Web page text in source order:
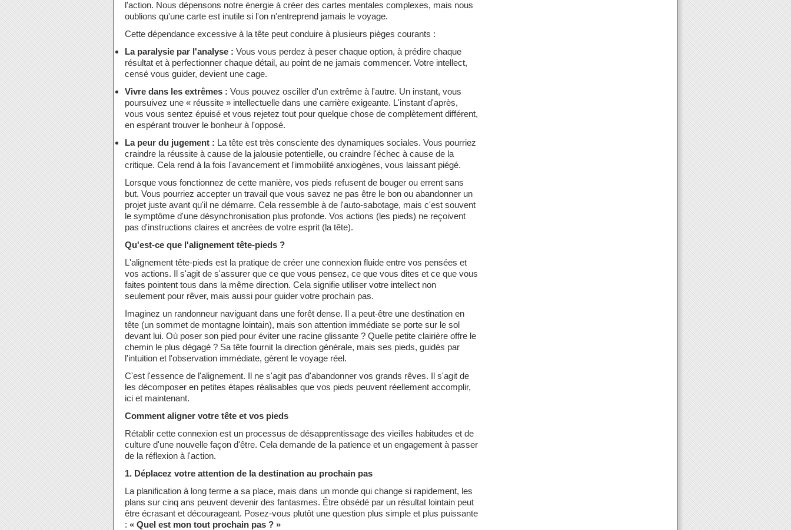
l'action. Nous dépensons notre énergie à créer des cartes mentales complexes, mais nous
oublions qu'une carte est inutile si l'on n'entreprend jamais le voyage.
Cette dépendance excessive à la tête peut conduire à plusieurs pièges courants :
La paralysie par l'analyse : Vous vous perdez à peser chaque option, à prédire chaque
résultat et à perfectionner chaque détail, au point de ne jamais commencer. Votre intellect,
censé vous guider, devient une cage.
Vivre dans les extrêmes : Vous pouvez osciller d'un extrême à l'autre. Un instant, vous
poursuivez une « réussite » intellectuelle dans une carrière exigeante. L'instant d'après,
vous vous sentez épuisé et vous rejetez tout pour quelque chose de complètement différent,
en espérant trouver le bonheur à l'opposé.
La peur du jugement : La tête est très consciente des dynamiques sociales. Vous pourriez
craindre la réussite à cause de la jalousie potentielle, ou craindre l'échec à cause de la
critique. Cela rend à la fois l'avancement et l'immobilité anxiogènes, vous laissant piégé.
Lorsque vous fonctionnez de cette manière, vos pieds refusent de bouger ou errent sans
but. Vous pourriez accepter un travail que vous savez ne pas être le bon ou abandonner un
projet juste avant qu'il ne démarre. Cela ressemble à de l'auto-sabotage, mais c'est souvent
le symptôme d'une désynchronisation plus profonde. Vos actions (les pieds) ne reçoivent
pas d'instructions claires et ancrées de votre esprit (la tête).
Qu'est-ce que l'alignement tête-pieds ?
L'alignement tête-pieds est la pratique de créer une connexion fluide entre vos pensées et
vos actions. Il s'agit de s'assurer que ce que vous pensez, ce que vous dites et ce que vous
faites pointent tous dans la même direction. Cela signifie utiliser votre intellect non
seulement pour rêver, mais aussi pour guider votre prochain pas.
Imaginez un randonneur naviguant dans une forêt dense. Il a peut-être une destination en
tête (un sommet de montagne lointain), mais son attention immédiate se porte sur le sol
devant lui. Où poser son pied pour éviter une racine glissante ? Quelle petite clairière offre le
chemin le plus dégagé ? Sa tête fournit la direction générale, mais ses pieds, guidés par
l'intuition et l'observation immédiate, gèrent le voyage réel.
C'est l'essence de l'alignement. Il ne s'agit pas d'abandonner vos grands rêves. Il s'agit de
les décomposer en petites étapes réalisables que vos pieds peuvent réellement accomplir,
ici et maintenant.
Comment aligner votre tête et vos pieds
Rétablir cette connexion est un processus de désapprentissage des vieilles habitudes et de
culture d'une nouvelle façon d'être. Cela demande de la patience et un engagement à passer
de la réflexion à l'action.
1. Déplacez votre attention de la destination au prochain pas
La planification à long terme a sa place, mais dans un monde qui change si rapidement, les
plans sur cinq ans peuvent devenir des fantasmes. Être obsédé par un résultat lointain peut
être écrasant et décourageant. Posez-vous plutôt une question plus simple et plus puissante
: « Quel est mon tout prochain pas ? »